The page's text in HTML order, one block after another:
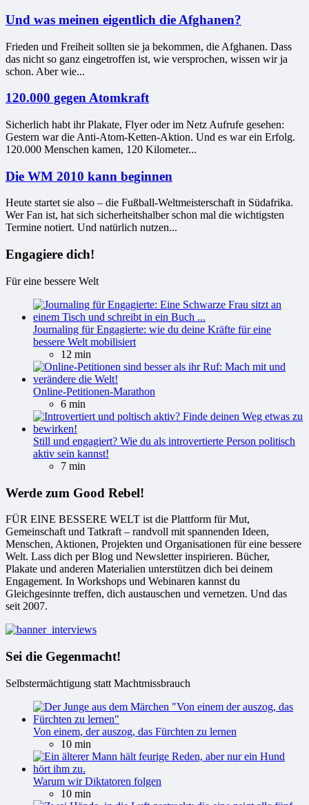
Und was meinen eigentlich die Afghanen?
Frieden und Freiheit sollten sie ja bekommen, die Afghanen. Dass
das nicht so ganz eingetroffen ist, wie versprochen, wissen wir ja
schon. Aber wie...
120.000 gegen Atomkraft
Sicherlich habt ihr Plakate, Flyer oder im Netz Aufrufe gesehen:
Gestern war die Anti-Atom-Ketten-Aktion. Und es war ein Erfolg.
120.000 Menschen kamen, 120 Kilometer...
Die WM 2010 kann beginnen
Heute startet sie also – die Fußball-Weltmeisterschaft in Südafrika.
Wer Fan ist, hat sich sicherheitshalber schon mal die wichtigsten
Termine notiert. Und natürlich nutzen...
Engagiere dich!
Für eine bessere Welt
Journaling für Engagierte: wie du deine Kräfte für eine
bessere Welt mobilisiert
12 min
Online-Petitionen-Marathon
6 min
Still und engagiert? Wie du als introvertierte Person politisch
aktiv sein kannst!
7 min
Werde zum Good Rebel!
FÜR EINE BESSERE WELT ist die Plattform für Mut,
Gemeinschaft und Tatkraft – randvoll mit spannenden Ideen,
Menschen, Aktionen, Projekten und Organisationen für eine bessere
Welt. Lass dich per Blog und Newsletter inspirieren. Bücher,
Plakate und anderen Materialien unterstützen dich bei deinem
Engagement. In Workshops und Webinaren kannst du
Gleichgesinnte treffen, dich austauschen und vernetzen. Und das
seit 2007.
Sei die Gegenmacht!
Selbstermächtigung statt Machtmissbrauch
Von einem, der auszog, das Fürchten zu lernen
10 min
Warum wir Diktatoren folgen
10 min